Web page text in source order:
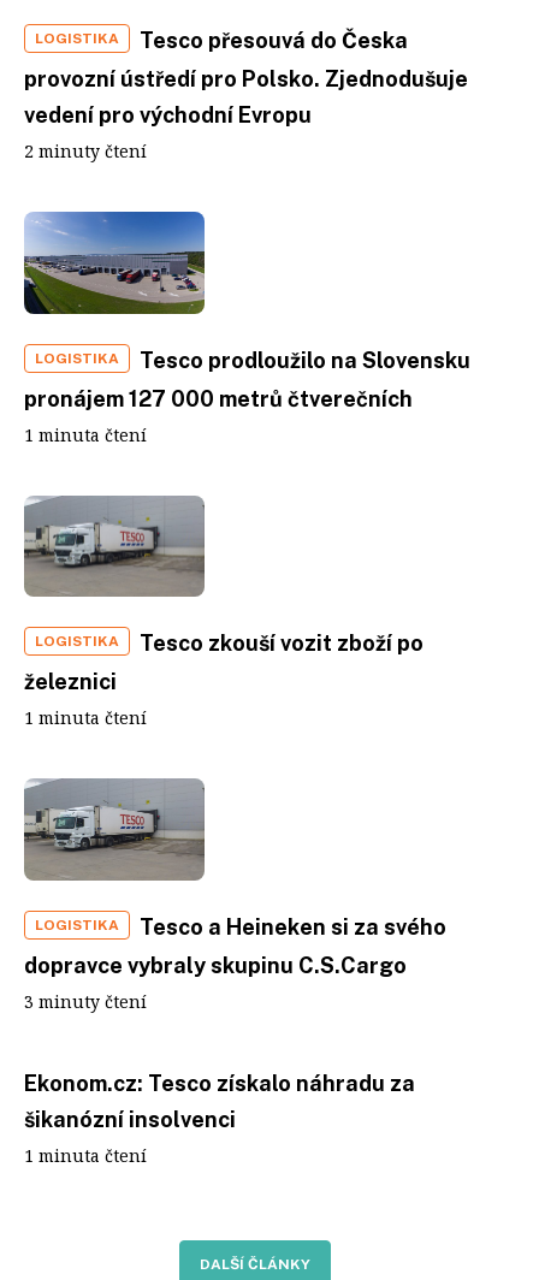
LOGISTIKA
Tesco přesouvá do Česka
provozní ústředí pro Polsko. Zjednodušuje
vedení pro východní Evropu
2 minuty čtení
LOGISTIKA
Tesco prodloužilo na Slovensku
pronájem 127 000 metrů čtverečních
1 minuta čtení
LOGISTIKA
Tesco zkouší vozit zboží po
železnici
1 minuta čtení
LOGISTIKA
Tesco a Heineken si za svého
dopravce vybraly skupinu C.S.Cargo
3 minuty čtení
Ekonom.cz: Tesco získalo náhradu za
šikanózní insolvenci
1 minuta čtení
DALŠÍ ČLÁNKY